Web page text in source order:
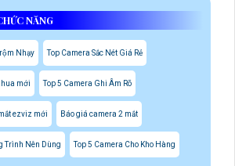
NĂNG
Nhạy Top Camera Sắc Nét Giá Rẻ
mới Top 5 Camera Ghi Âm Rõ
ezviz mới Báo giá camera 2 mắt
Trình Nên Dùng Top 5 Camera Cho Kho Hàng